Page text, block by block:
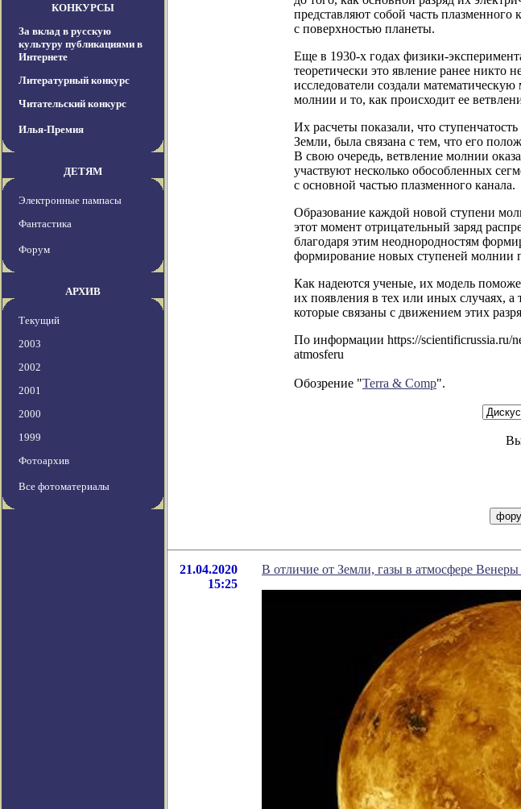
КОНКУРСЫ
За вклад в русскую
культуру публикациями в
Интернете
Литературный конкурс
Читательский конкурс
Илья-Премия
ДЕТЯМ
Электронные пампасы
Фантастика
Форум
АРХИВ
Текущий
2003
2002
2001
2000
1999
Фотоархив
Все фотоматериалы
представляют собой часть плазменного
с поверхностью планеты.
Еще в 1930-х годах физики-
теоретически это явление ранее никто
исследователи создали
молнии и то, как происходит ее
Их расчеты показали, что
Земли, была связана с тем, что его
В свою очередь, ветвление молнии
участвуют несколько обособленных
с основной частью плазменного канала.
Образование каждой новой ступени
этот момент отрицательный заряд
благодаря этим неоднородностям
формирование новых ступеней молнии
Как надеются ученые, их модель
их появления в тех или иных случаях,
которые связаны с движением этих
По информации https://scientificrussia.ru/
atmosferu
Обозрение "Terra & Comp".
21.04.2020
15:25
В отличие от Земли, газы в атмосфере